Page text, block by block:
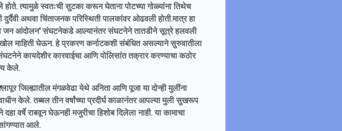
त्यामुळे स्वतःची सुटका करून घेताना पोटच्या गोळ्यांना तिथेच
दुर्दैवी अथवा चिंताजनक परिस्थिती पालकांवर ओढवली होती.मात्र हा
जन आंदोलन' संघटनेकडे आल्यानंतर संघटनेने तातडीने सूत्रे हलवली
माहिती घेऊन. हे प्रकरण कर्नाटकशी संबंधित असल्याने सुरुवातीला
कायदेशीर कारवाईचा आणि पोलिसांत तक्रार करण्याचा कठोर
केले.
जिल्ह्यातील मंगळवेढा येथे अनिता आणि पूजा या दोन्ही मुलींना
केले. तब्बल तीन वर्षांच्या प्रदीर्घ काळानंतर आपल्या मुली सुखरूप
वर्षे राबवून घेऊनही मजुरीचा हिशोब दिलेला नाही. या कामाचा
आले.